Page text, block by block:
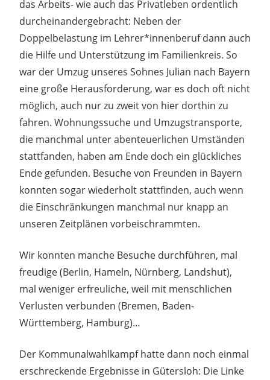
das Arbeits- wie auch das Privatleben ordentlich
durcheinandergebracht: Neben der
Doppelbelastung im Lehrer*innenberuf dann auch
die Hilfe und Unterstützung im Familienkreis. So
war der Umzug unseres Sohnes Julian nach Bayern
eine große Herausforderung, war es doch oft nicht
möglich, auch nur zu zweit von hier dorthin zu
fahren. Wohnungssuche und Umzugstransporte,
die manchmal unter abenteuerlichen Umständen
stattfanden, haben am Ende doch ein glückliches
Ende gefunden. Besuche von Freunden in Bayern
konnten sogar wiederholt stattfinden, auch wenn
die Einschränkungen manchmal nur knapp an
unseren Zeitplänen vorbeischrammten.
Wir konnten manche Besuche durchführen, mal
freudige (Berlin, Hameln, Nürnberg, Landshut),
mal weniger erfreuliche, weil mit menschlichen
Verlusten verbunden (Bremen, Baden-
Württemberg, Hamburg)…
Der Kommunalwahlkampf hatte dann noch einmal
erschreckende Ergebnisse in Gütersloh: Die Linke